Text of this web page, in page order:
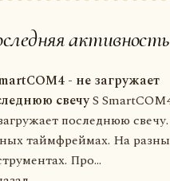
активность
- не загружает
свечуS
последнюю
таймфреймах. На
Про...